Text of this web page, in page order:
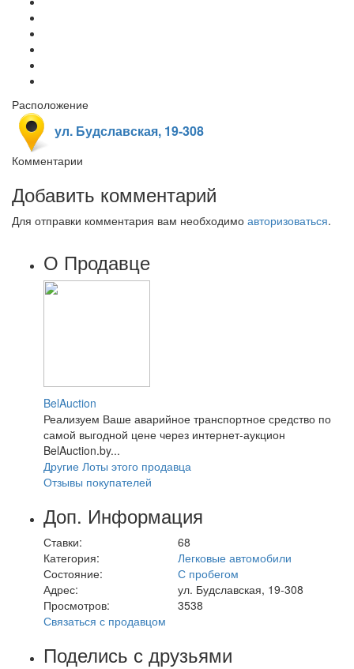
Расположение
ул. Будславская, 19-308
Комментарии
Добавить комментарий
Для отправки комментария вам необходимо авторизоваться.
О Продавце
BelAuction
Реализуем Ваше аварийное транспортное средство по
самой выгодной цене через интернет-аукцион
BelAuction.by...
Другие Лоты этого продавца
Отзывы покупателей
Доп. Информация
Ставки:
68
Категория:
Легковые автомобили
Состояние:
С пробегом
Адрес:
ул. Будславская, 19-308
Просмотров:
3538
Связаться с продавцом
Поделись с друзьями